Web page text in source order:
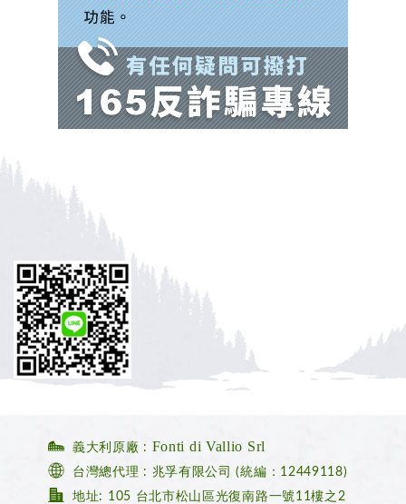
義大利原廠 : Fonti di Vallio Srl
台灣總代理 : 兆孚有限公司 (統編：12449118)
地址: 105 台北市松山區光復南路一號11樓之2